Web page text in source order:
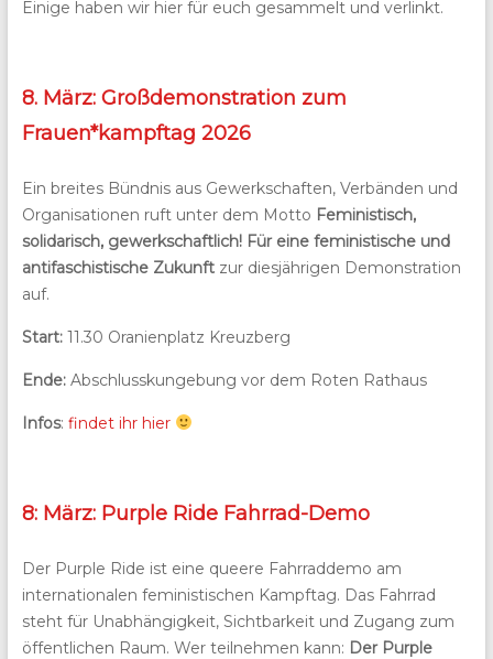
Einige haben wir hier für euch gesammelt und verlinkt.
8. März: Großdemonstration zum
Frauen*kampftag 2026
Ein breites Bündnis aus Gewerkschaften, Verbänden und
Organisationen ruft unter dem Motto Feministisch,
solidarisch, gewerkschaftlich! Für eine feministische und
antifaschistische Zukunft zur diesjährigen Demonstration
auf.
Start: 11.30 Oranienplatz Kreuzberg
Ende: Abschlusskungebung vor dem Roten Rathaus
Infos: findet ihr hier
8: März: Purple Ride Fahrrad-Demo
Der Purple Ride ist eine queere Fahrraddemo am
internationalen feministischen Kampftag. Das Fahrrad
steht für Unabhängigkeit, Sichtbarkeit und Zugang zum
öffentlichen Raum. Wer teilnehmen kann: Der Purple